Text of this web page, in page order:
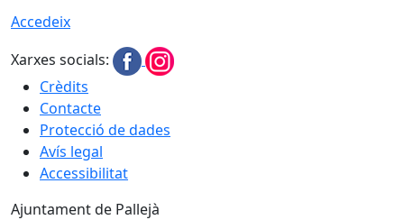
Accedeix
Xarxes socials:
Crèdits
Contacte
Protecció de dades
Avís legal
Accessibilitat
Ajuntament de Pallejà